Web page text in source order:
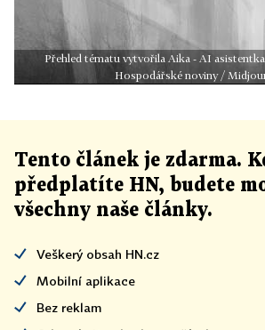
Přehled tématu vytvořila Aika - AI
Hospodářské noviny /
Tento článek je zdarma.
předplatíte HN, budete
všechny naše články.
Veškerý obsah HN.cz
Mobilní aplikace
Bez reklam